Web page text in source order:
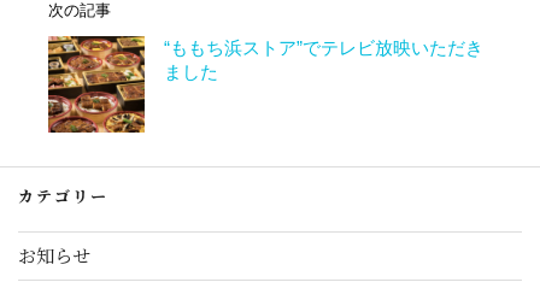
次の記事
“ももち浜ストア”でテレビ放映いただき
ました
カテゴリー
お知らせ